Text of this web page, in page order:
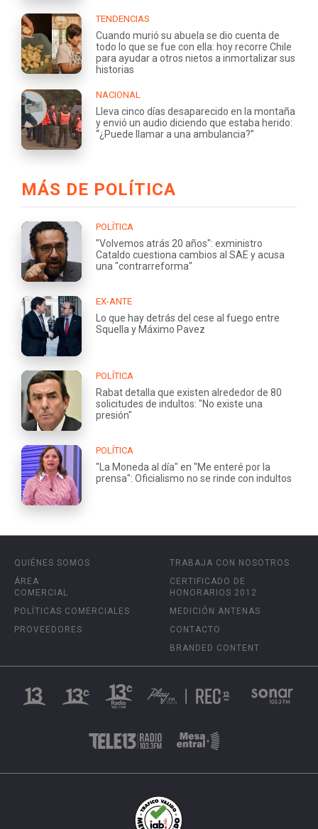
TENDENCIAS
Cuando murió su abuela se dio cuenta de
todo lo que se fue con ella: hoy recorre Chile
para ayudar a otros nietos a inmortalizar sus
historias
NACIONAL
Lleva cinco días desaparecido en la montaña
y envió un audio diciendo que estaba herido:
“¿Puede llamar a una ambulancia?”
MÁS DE POLÍTICA
POLÍTICA
"Volvemos atrás 20 años": exministro
Cataldo cuestiona cambios al SAE y acusa
una "contrarreforma"
EX-ANTE
Lo que hay detrás del cese al fuego entre
Squella y Máximo Pavez
POLÍTICA
Rabat detalla que existen alrededor de 80
solicitudes de indultos: "No existe una
presión"
POLÍTICA
"La Moneda al día" en "Me enteré por la
prensa": Oficialismo no se rinde con indultos
QUIÉNES SOMOS
ÁREA
COMERCIAL
POLÍTICAS COMERCIALES
PROVEEDORES
TRABAJA CON NOSOTROS
CERTIFICADO DE
HONORARIOS 2012
MEDICIÓN ANTENAS
CONTACTO
BRANDED CONTENT